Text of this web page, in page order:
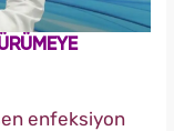
enfeksiyon